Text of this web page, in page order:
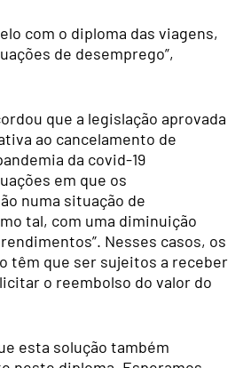
com o diploma das viagens,
de desemprego”,
que a legislação aprovada
ao cancelamento de
da covid-19
em que os
numa situação de
tal, com uma diminuição
Nesses casos, os
têm que ser sujeitos a receber
o reembolso do valor do
esta solução também